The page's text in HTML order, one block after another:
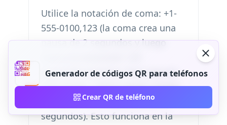
Utilice la notación de coma: +1-
555-0100,123 (la coma crea una
pausa de 2 segundos y luego
automáticamente). Para pausas
más largas, utilice varias comas:
+1-555-0100,,123 (pausa de 4
segundos). Esto funciona en la
Generador de códigos QR para teléfonos
Crear QR de teléfono